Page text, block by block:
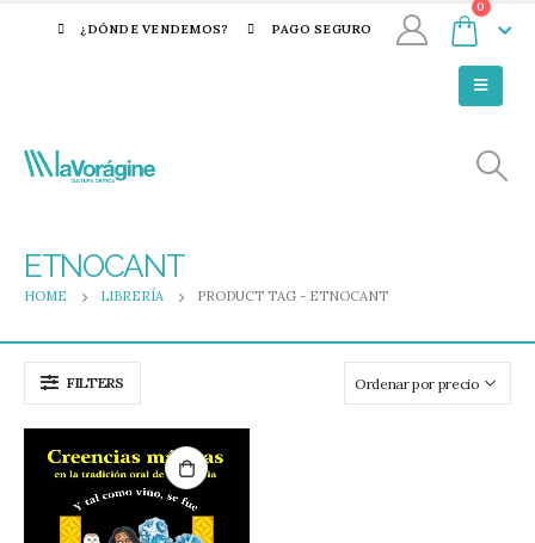
¿DÓNDE VENDEMOS? PAGO SEGURO
0
ETNOCANT
HOME LIBRERÍA PRODUCT TAG - ETNOCANT
FILTERS